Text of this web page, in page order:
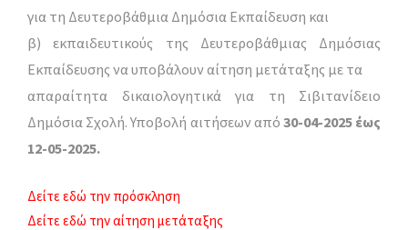
για τη Δευτεροβάθμια Δημόσια Εκπαίδευση και
β) εκπαιδευτικούς της Δευτεροβάθμιας Δημόσιας
Εκπαίδευσης να υποβάλουν αίτηση μετάταξης με τα
απαραίτητα δικαιολογητικά για τη Σιβιτανίδειο
Δημόσια Σχολή. Υποβολή αιτήσεων από 30-04-2025 έως
12-05-2025.
Δείτε εδώ την πρόσκληση
Δείτε εδώ την αίτηση μετάταξης